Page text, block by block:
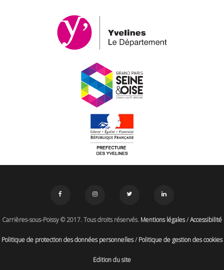
Carrières-sous-Poissy © 2017. Tous droits réservés. Mentions légales/Accessibilité
Politique de protection des données personnelles/Politique de gestion des cookies
Edition du site